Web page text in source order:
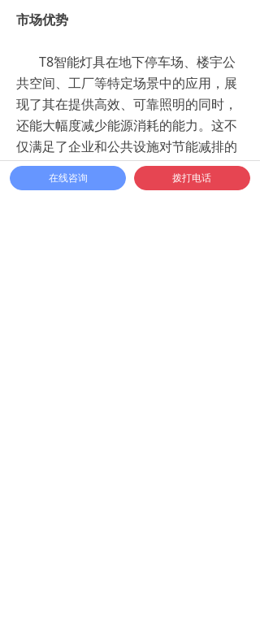
市场优势
T8智能灯具在地下停车场、楼宇公
共空间、工厂等特定场景中的应用，展
现了其在提供高效、可靠照明的同时，
还能大幅度减少能源消耗的能力。这不
仅满足了企业和公共设施对节能减排的
要求，也提供了一种智能化、便捷的操
作体验。
在线咨询 拨打电话